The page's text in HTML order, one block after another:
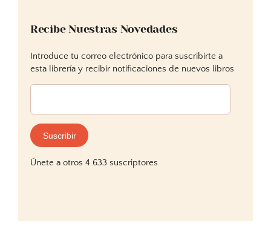
Recibe Nuestras Novedades
Introduce tu correo electrónico para suscribirte a
esta librería y recibir notificaciones de nuevos libros
Dirección
correo
electrónico:
Suscribir
Únete a otros 4.633 suscriptores